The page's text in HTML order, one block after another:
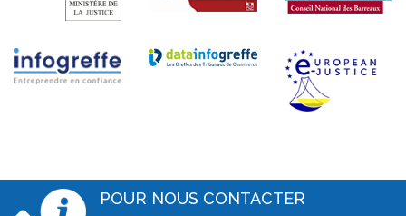
POUR NOUS CONTACTER